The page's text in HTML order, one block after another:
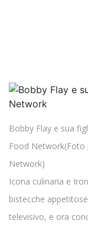
Bobby Flay e sua
Food Network(Foto
Network)
Icona culinaria e
bistecche
televisivo, e ora